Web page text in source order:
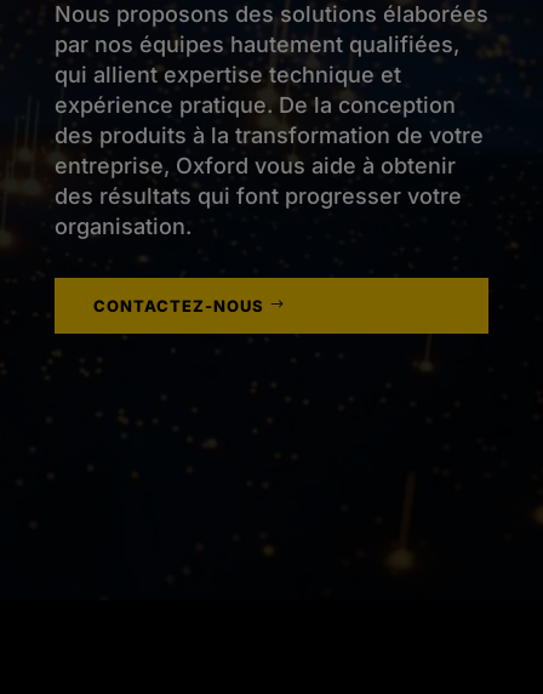
Nous proposons des solutions élaborées
par nos équipes hautement qualifiées,
qui allient expertise technique et
expérience pratique. De la conception
des produits à la transformation de votre
entreprise, Oxford vous aide à obtenir
des résultats qui font progresser votre
organisation.
CONTACTEZ-NOUS